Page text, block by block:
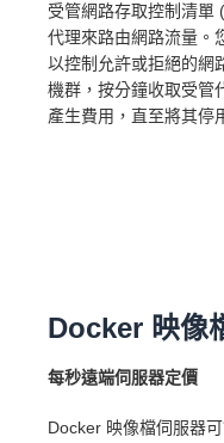
受管網路存取控制清單
代理來路由網路流量。
以控制允許或拒絕的網
機群，按分鐘收取受管
產生費用，直至將其停
Docker 映像
每秒遠端伺服器定價
Docker 映像檔伺服器